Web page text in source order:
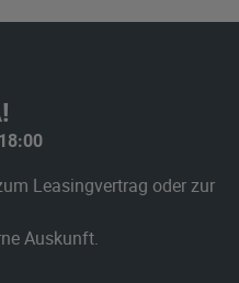
Leasingvertrag oder zur
Auskunft.